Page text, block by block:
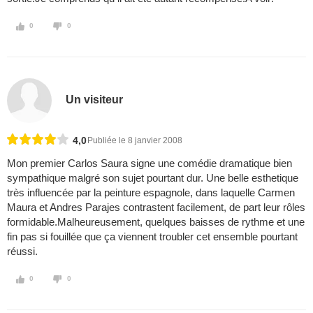
0 0
Un visiteur
4,0 Publiée le 8 janvier 2008
Mon premier Carlos Saura signe une comédie dramatique bien
sympathique malgré son sujet pourtant dur. Une belle esthetique
très influencée par la peinture espagnole, dans laquelle Carmen
Maura et Andres Parajes contrastent facilement, de part leur rôles
formidable.Malheureusement, quelques baisses de rythme et une
fin pas si fouillée que ça viennent troubler cet ensemble pourtant
réussi.
0 0